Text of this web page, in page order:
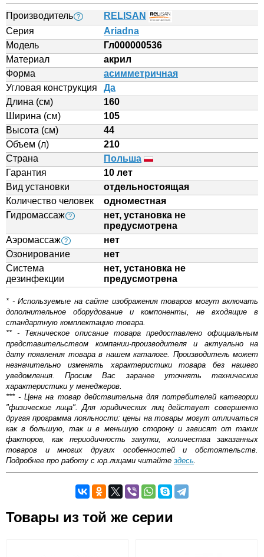
Производитель ?
RELISAN
Серия
Ariadna
Модель
Гл000000536
Материал
акрил
Форма
асимметричная
Угловая конструкция
Да
Длина (см)
160
Ширина (см)
105
Высота (см)
44
Объем (л)
210
Страна
Польша
Гарантия
10 лет
Вид установки
отдельностоящая
Количество человек
одноместная
Гидромассаж ?
нет, установка не
предусмотрена
Аэромассаж ?
нет
Озонирование
нет
Система
дезинфекции
нет, установка не
предусмотрена
* - Используемые на сайте изображения товаров могут включать
дополнительное оборудование и компоненты, не входящие в
стандартную комплектацию товара.
** - Техническое описание товара предоставлено официальным
представительством компании-производителя и актуально на
дату появления товара в нашем каталоге. Производитель может
незначительно изменять характеристики товара без нашего
уведомления. Просим Вас заранее уточнять технические
характеристики у менеджеров.
*** - Цена на товар действительна для потребителей категории
"физические лица". Для юридических лиц действует совершенно
другая программа лояльности: цены на товары могут отличаться
как в большую, так и в меньшую сторону и зависят от таких
факторов, как периодичность закупки, количества заказанных
товаров и многих других особенностей и обстоятельств.
Подробнее про работу с юр.лицами читайте здесь.
Ванная комната — место релаксации, поэтому очень
важно купить правильную сантехнику и мебель,
конечно, необходимо уделить выбору главного
ОБЩИЙ РЕЙТИНГ
Товары из той же серии